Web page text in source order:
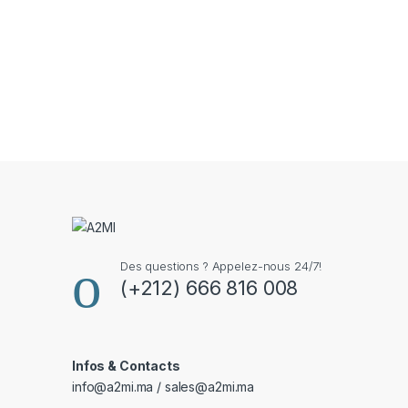
Des questions ? Appelez-nous 24/7!
(+212) 666 816 008
Infos & Contacts
info@a2mi.ma / sales@a2mi.ma